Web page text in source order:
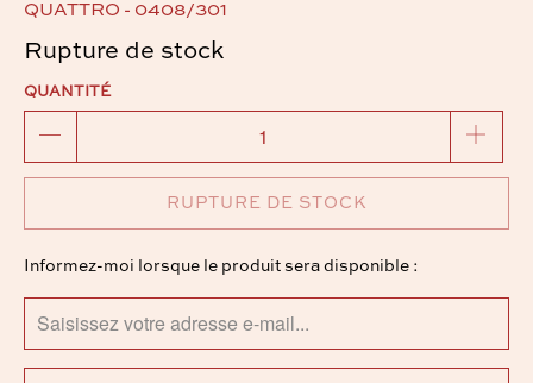
QUATTRO - 0408/301
Rupture de stock
QUANTITÉ
RUPTURE DE STOCK
TRANSLATION
FR.PRODUCTS.NOTIFY_FORM.DESCRIPTION:
Informez-moi lorsque le produit sera disponible :